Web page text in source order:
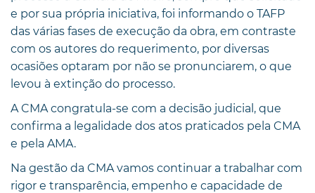
e por sua própria iniciativa, foi informando o TAFP
das várias fases de execução da obra, em contraste
com os autores do requerimento, por diversas
ocasiões optaram por não se pronunciarem, o que
levou à extinção do processo.
A CMA congratula-se com a decisão judicial, que
confirma a legalidade dos atos praticados pela CMA
e pela AMA.
Na gestão da CMA vamos continuar a trabalhar com
rigor e transparência, empenho e capacidade de